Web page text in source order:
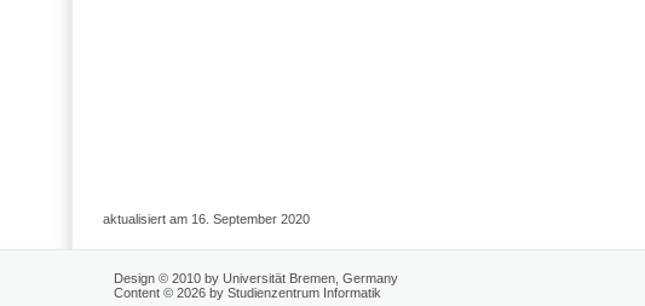
aktualisiert am 16. September 2020
Design © 2010 by Universität Bremen, Germany
Content © 2026 by Studienzentrum Informatik